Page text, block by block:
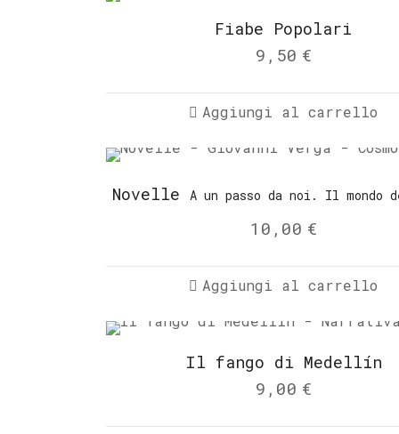
Fiabe Popolari
9,50 €
Aggiungi al carrello
Novelle A un passo da noi. Il mondo
10,00 €
Aggiungi al carrello
Il fango di Medellín
9,00 €